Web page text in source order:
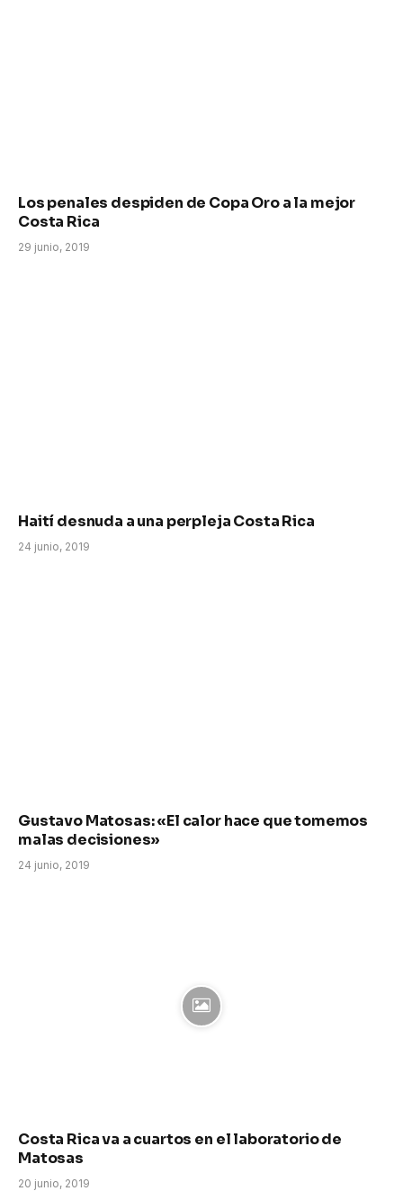
Los penales despiden de Copa Oro a la mejor
Costa Rica
29 junio, 2019
Haití desnuda a una perpleja Costa Rica
24 junio, 2019
Gustavo Matosas: «El calor hace que tomemos
malas decisiones»
24 junio, 2019
Costa Rica va a cuartos en el laboratorio de
Matosas
20 junio, 2019